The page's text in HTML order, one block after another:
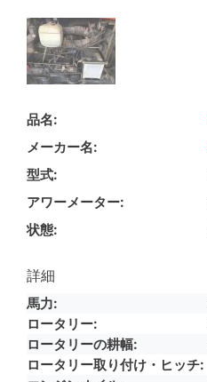
品名
メーカー名
型式
アワーメーター
状態
詳細
馬力
ロータリー
ロータリーの耕幅
ロータリー取り付け・ヒッチ